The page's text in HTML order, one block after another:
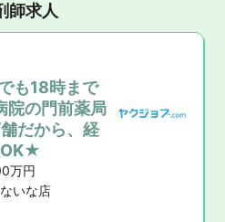
師求人
も18時まで
院の門前薬局
だから、経
OK★
万円
いな店